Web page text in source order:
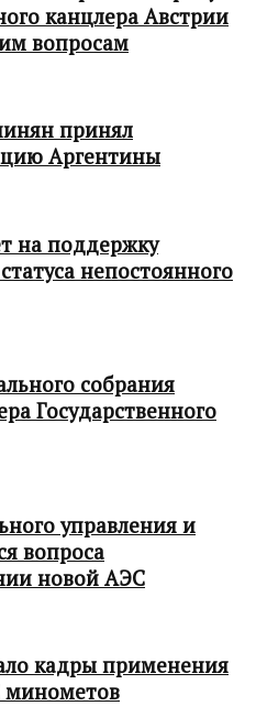
канцлера Австрии
вопросам
принял
Аргентины
на поддержку
непостоянного
собрания
Государственного
управления и
вопроса
новой АЭС
кадры применения
минометов